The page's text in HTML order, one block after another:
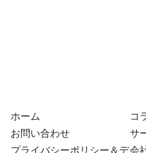
ホーム
コ
お問い合わせ
サ
プライバシーポリシー＆デ会